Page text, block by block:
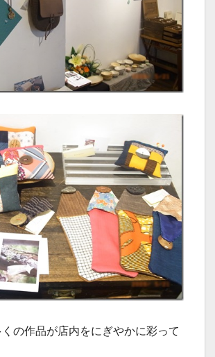
の作品が店内をにぎやかに彩って